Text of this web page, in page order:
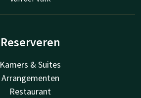
Reserveren
Kamers & Suites
Arrangementen
Restaurant